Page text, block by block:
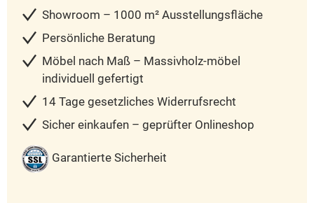
Showroom – 1000 m² Ausstellungsfläche
Persönliche Beratung
Möbel nach Maß – Massivholz-möbel
individuell gefertigt
14 Tage gesetzliches Widerrufsrecht
Sicher einkaufen – geprüfter Onlineshop
Garantierte Sicherheit